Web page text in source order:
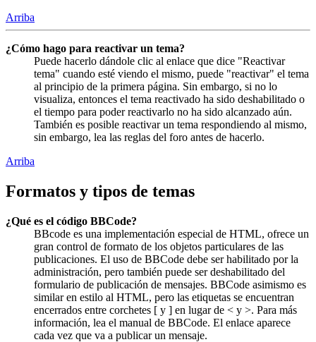
Arriba
¿Cómo hago para reactivar un tema?
Puede hacerlo dándole clic al enlace que dice "Reactivar
tema" cuando esté viendo el mismo, puede "reactivar" el tema
al principio de la primera página. Sin embargo, si no lo
visualiza, entonces el tema reactivado ha sido deshabilitado o
el tiempo para poder reactivarlo no ha sido alcanzado aún.
También es posible reactivar un tema respondiendo al mismo,
sin embargo, lea las reglas del foro antes de hacerlo.
Arriba
Formatos y tipos de temas
¿Qué es el código BBCode?
BBcode es una implementación especial de HTML, ofrece un
gran control de formato de los objetos particulares de las
publicaciones. El uso de BBCode debe ser habilitado por la
administración, pero también puede ser deshabilitado del
formulario de publicación de mensajes. BBCode asimismo es
similar en estilo al HTML, pero las etiquetas se encuentran
encerrados entre corchetes [ y ] en lugar de < y >. Para más
información, lea el manual de BBCode. El enlace aparece
cada vez que va a publicar un mensaje.